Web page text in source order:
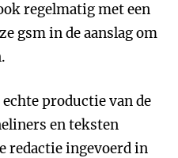
regelmatig met een
gsm in de aanslag om
productie van de
en teksten
redactie ingevoerd in